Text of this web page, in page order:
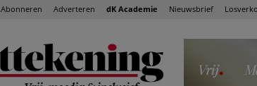
Abonneren Adverteren dK Academie Nieuwsbrief